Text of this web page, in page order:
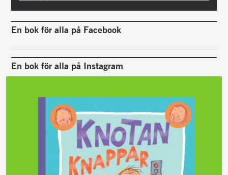
En bok för alla på Facebook
En bok för alla på Instagram